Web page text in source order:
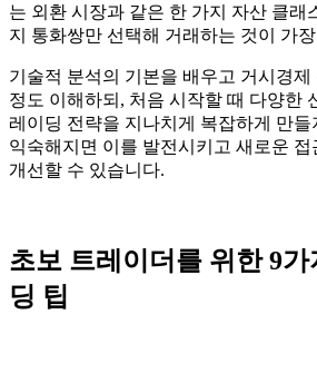
는 외환 시장과 같은 한 가지 자산 클래
지 통화쌍만 선택해 거래하는 것이 가
기술적 분석의 기본을 배우고 거시경
정도 이해하되, 처음 시작할 때 다양한
레이딩 전략을 지나치게 복잡하게 만들
익숙해지면 이를 발전시키고 새로운
개선할 수 있습니다.
초보 트레이더를 위한 9가
딩 팁